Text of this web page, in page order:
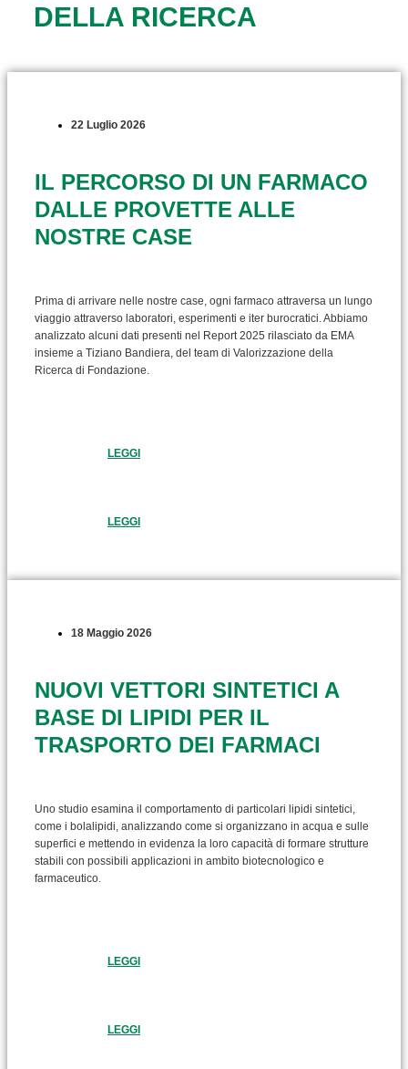
DELLA RICERCA
22 Luglio 2026
IL PERCORSO DI UN FARMACO
DALLE PROVETTE ALLE
NOSTRE CASE
Prima di arrivare nelle nostre case, ogni farmaco attraversa un lungo
viaggio attraverso laboratori, esperimenti e iter burocratici. Abbiamo
analizzato alcuni dati presenti nel Report 2025 rilasciato da EMA
insieme a Tiziano Bandiera, del team di Valorizzazione della
Ricerca di Fondazione.
LEGGI
LEGGI
18 Maggio 2026
NUOVI VETTORI SINTETICI A
BASE DI LIPIDI PER IL
TRASPORTO DEI FARMACI
Uno studio esamina il comportamento di particolari lipidi sintetici,
come i bolalipidi, analizzando come si organizzano in acqua e sulle
superfici e mettendo in evidenza la loro capacità di formare strutture
stabili con possibili applicazioni in ambito biotecnologico e
farmaceutico.
LEGGI
LEGGI